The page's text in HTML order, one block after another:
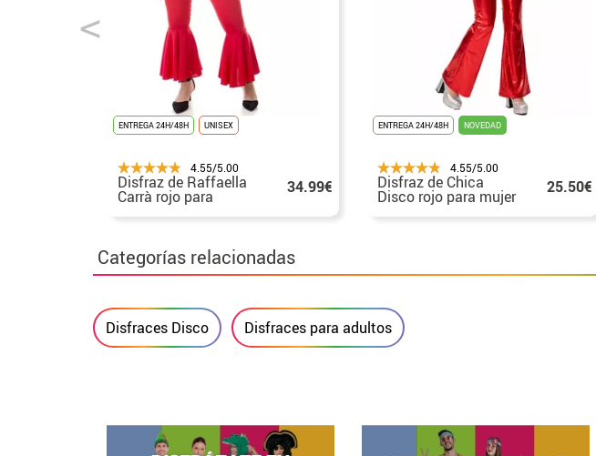
ENTREGA 24H/48H UNISEX
4.55/5.00
Disfraz de Raffaella
Carrà rojo para 34.99€
ENTREGA 24H/48H NOVEDAD
4.55/5.00
Disfraz de Chica
Disco rojo para mujer 25.50€
Categorías relacionadas
Disfraces Disco Disfraces para adultos